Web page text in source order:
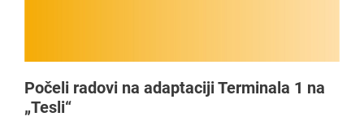
Počeli radovi na adaptaciji Terminala 1 na
„Tesli“